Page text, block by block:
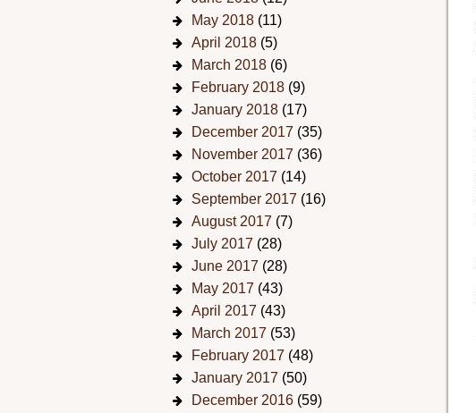
May 2018 (11)
April 2018 (5)
March 2018 (6)
February 2018 (9)
January 2018 (17)
December 2017 (35)
November 2017 (36)
October 2017 (14)
September 2017 (16)
August 2017 (7)
July 2017 (28)
June 2017 (28)
May 2017 (43)
April 2017 (43)
March 2017 (53)
February 2017 (48)
January 2017 (50)
December 2016 (59)